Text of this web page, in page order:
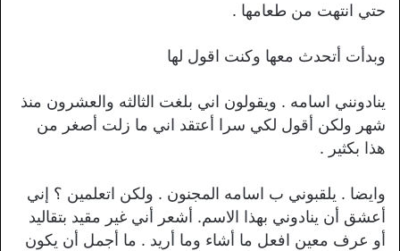
حتي انتهت من طعامها .
وبدأت أتحدث معها وكنت اقول لها
ينادونني اسامه . ويقولون اني بلغت الثالثه والعشرون منذ
شهر ولكن أقول لكي سرا أعتقد اني ما زلت أصغر من
هذا بكثير .
وايضا . يلقبوني ب اسامه المجنون . ولكن اتعلمين ؟ إني
أعشق أن ينادوني بهذا الاسم. أشعر أني غير مقيد بتقاليد
أو عرف معين افعل ما أشاء وما أريد . ما أجمل أن يكون